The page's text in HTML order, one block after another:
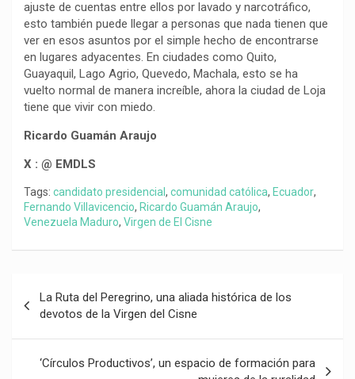
ajuste de cuentas entre ellos por lavado y narcotráfico,
esto también puede llegar a personas que nada tienen que
ver en esos asuntos por el simple hecho de encontrarse
en lugares adyacentes. En ciudades como Quito,
Guayaquil, Lago Agrio, Quevedo, Machala, esto se ha
vuelto normal de manera increíble, ahora la ciudad de Loja
tiene que vivir con miedo.
Ricardo Guamán Araujo
X : @ EMDLS
Tags: candidato presidencial , comunidad católica, Ecuador,
Fernando Villavicencio, Ricardo Guamán Araujo,
Venezuela Maduro, Virgen de El Cisne
de
entradas
La Ruta del Peregrino, una aliada histórica de los
devotos de la Virgen del Cisne
‘Círculos Productivos’, un espacio de formación para